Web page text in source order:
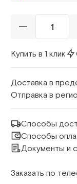
Купить в 1 клик
Доставка в
Отправка в
Способы
Способы
Документы и
Заказать по